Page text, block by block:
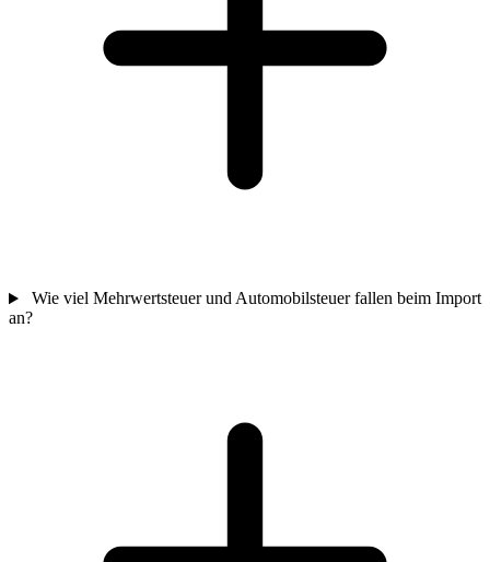
Wie viel Mehrwertsteuer und Automobilsteuer fallen beim Import
an?